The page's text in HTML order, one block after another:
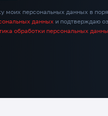
моих персональных данных в
данных и подтверждаю
обработки персональных